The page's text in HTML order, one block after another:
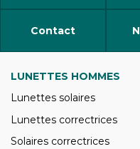
Contact
LUNETTES HOMMES
Lunettes solaires
Lunettes correctrices
Solaires correctrices